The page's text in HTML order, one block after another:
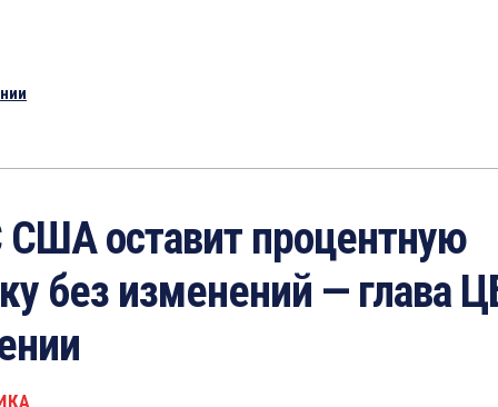
оставит процентную
без изменений — глава